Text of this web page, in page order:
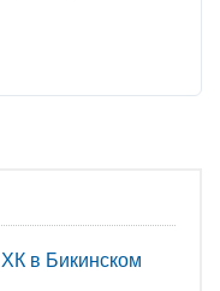
в Бикинском